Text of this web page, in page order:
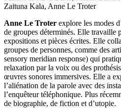
Zaituna Kala, Anne Le Troter
Anne Le Troter explore les modes
de groupes déterminés. Elle travaille
expositions et pièces écrites. Elle
groupes de personnes, comme des
sensory meridian response) qui
relaxation par la voix ou des
œuvres sonores immersives. Elle a
l’aliénation de la parole avec des
l’enquêteur téléphonique. Plus
de biographie, de fiction et d’utopie.